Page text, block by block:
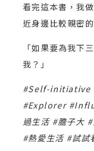
看完這本書，我
近身邊比較親密
「如果要為我下
我？」
#Self-initiative
#Explorer
過生活 #膽子大
#熱愛生活 #試試